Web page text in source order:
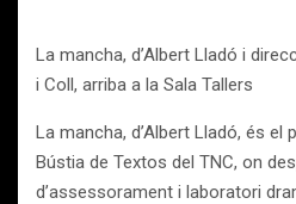
La mancha, d’Albert Lladó i
i Coll, arriba a la Sala Tallers
La mancha, d’Albert Lladó, és el
Bústia de Textos del TNC, on
d’assessorament i laboratori